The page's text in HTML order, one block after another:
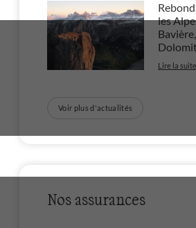
les
Lire la suite
Voir plus d'actualités
Nos assurances